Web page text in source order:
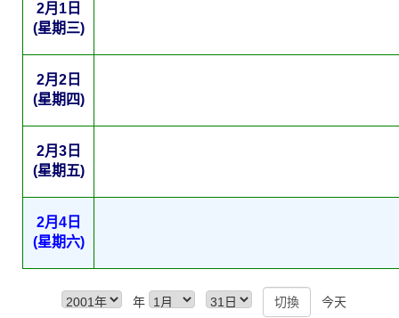
2月1日
(星期三)
2月2日
(星期四)
2月3日
(星期五)
2月4日
(星期六)
年
今天